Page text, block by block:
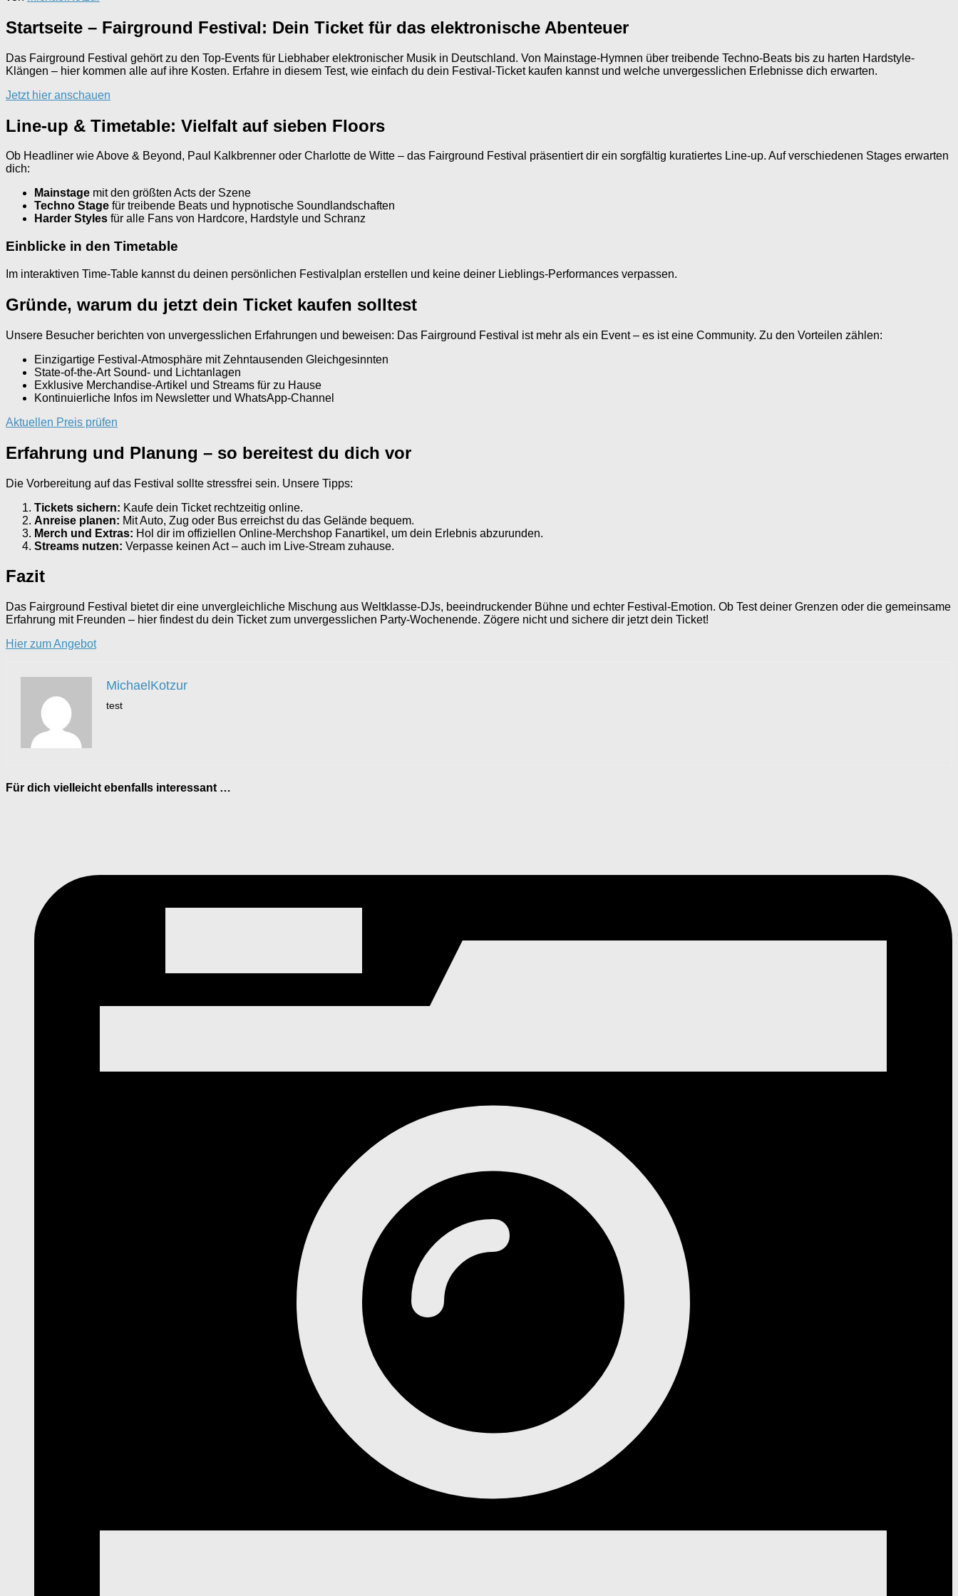
Startseite – Fairground Festival: Dein Ticket für das elektronische Abenteuer
Das Fairground Festival gehört zu den Top-Events für Liebhaber elektronischer Musik in Deutschland. Von Mainstage-Hymnen über treibende Techno-Beats bis zu harten Hardstyle-
Klängen – hier kommen alle auf ihre Kosten. Erfahre in diesem Test, wie einfach du dein Festival-Ticket kaufen kannst und welche unvergesslichen Erlebnisse dich erwarten.
Jetzt hier anschauen
Line-up & Timetable: Vielfalt auf sieben Floors
Ob Headliner wie Above & Beyond, Paul Kalkbrenner oder Charlotte de Witte – das Fairground Festival präsentiert dir ein sorgfältig kuratiertes Line-up. Auf verschiedenen Stages erwarten
dich:
Mainstage mit den größten Acts der Szene
Techno Stage für treibende Beats und hypnotische Soundlandschaften
Harder Styles für alle Fans von Hardcore, Hardstyle und Schranz
Einblicke in den Timetable
Im interaktiven Time-Table kannst du deinen persönlichen Festivalplan erstellen und keine deiner Lieblings-Performances verpassen.
Gründe, warum du jetzt dein Ticket kaufen solltest
Unsere Besucher berichten von unvergesslichen Erfahrungen und beweisen: Das Fairground Festival ist mehr als ein Event – es ist eine Community. Zu den Vorteilen zählen:
Einzigartige Festival-Atmosphäre mit Zehntausenden Gleichgesinnten
State-of-the-Art Sound- und Lichtanlagen
Exklusive Merchandise-Artikel und Streams für zu Hause
Kontinuierliche Infos im Newsletter und WhatsApp-Channel
Aktuellen Preis prüfen
Erfahrung und Planung – so bereitest du dich vor
Die Vorbereitung auf das Festival sollte stressfrei sein. Unsere Tipps:
Tickets sichern: Kaufe dein Ticket rechtzeitig online.
Anreise planen: Mit Auto, Zug oder Bus erreichst du das Gelände bequem.
Merch und Extras: Hol dir im offiziellen Online-Merchshop Fanartikel, um dein Erlebnis abzurunden.
Streams nutzen: Verpasse keinen Act – auch im Live-Stream zuhause.
Fazit
Das Fairground Festival bietet dir eine unvergleichliche Mischung aus Weltklasse-DJs, beeindruckender Bühne und echter Festival-Emotion. Ob Test deiner Grenzen oder die gemeinsame
Erfahrung mit Freunden – hier findest du dein Ticket zum unvergesslichen Party-Wochenende. Zögere nicht und sichere dir jetzt dein Ticket!
Hier zum Angebot
MichaelKotzur
test
Für dich vielleicht ebenfalls interessant …